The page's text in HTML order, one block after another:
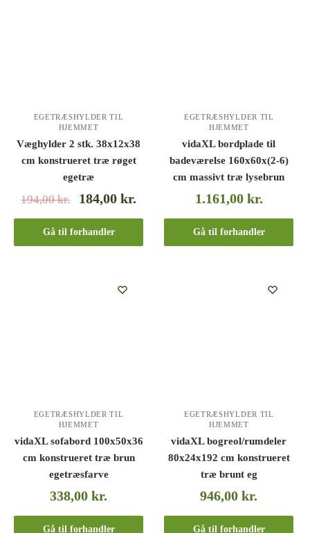
EGETRÆSHYLDER TIL
HJEMMET
Væghylder 2 stk. 38x12x38
cm konstrueret træ røget
egetræ
194,00kr. 184,00kr.
Gå til forhandler
EGETRÆSHYLDER TIL
HJEMMET
vidaXL bordplade til
badeværelse 160x60x(2-6)
cm massivt træ lysebrun
1.161,00 kr.
Gå til forhandler
EGETRÆSHYLDER TIL
HJEMMET
vidaXL sofabord 100x50x36
cm konstrueret træ brun
egetræsfarve
338,00kr.
Gå til forhandler
EGETRÆSHYLDER TIL
HJEMMET
vidaXL bogreol/rumdeler
80x24x192 cm konstrueret
træ brunt eg
946,00kr.
Gå til forhandler